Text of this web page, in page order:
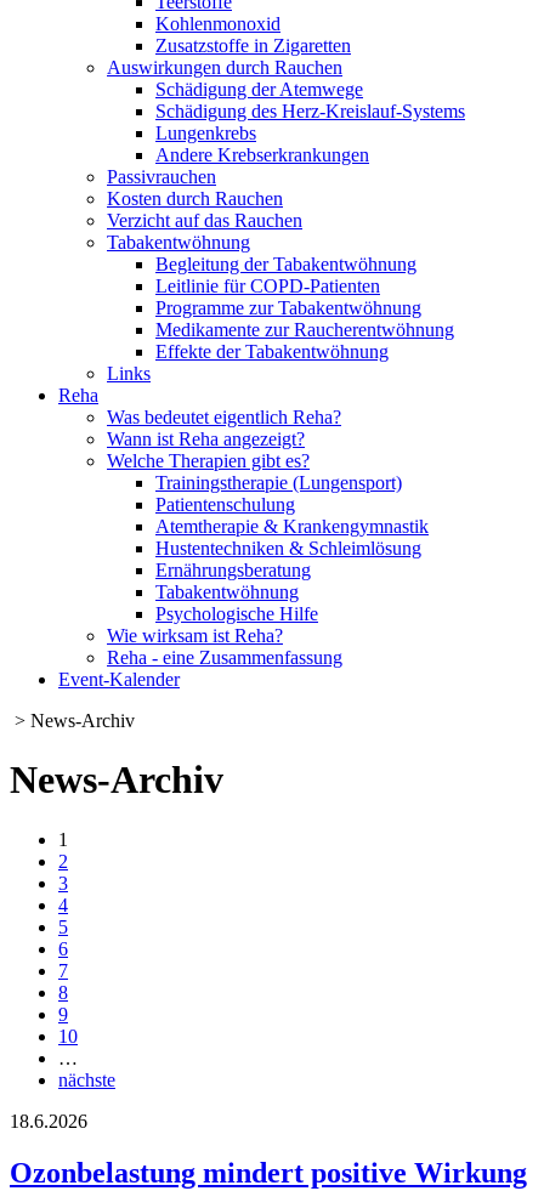
Kohlenmonoxid
Zusatzstoffe in Zigaretten
Auswirkungen durch Rauchen
Schädigung der Atemwege
Schädigung des Herz-Kreislauf-Systems
Lungenkrebs
Andere Krebserkrankungen
Passivrauchen
Kosten durch Rauchen
Verzicht auf das Rauchen
Tabakentwöhnung
Begleitung der Tabakentwöhnung
Leitlinie für COPD-Patienten
Programme zur Tabakentwöhnung
Medikamente zur Raucherentwöhnung
Effekte der Tabakentwöhnung
Links
Reha
Was bedeutet eigentlich Reha?
Wann ist Reha angezeigt?
Welche Therapien gibt es?
Trainingstherapie (Lungensport)
Patientenschulung
Atemtherapie & Krankengymnastik
Hustentechniken & Schleimlösung
Ernährungsberatung
Tabakentwöhnung
Psychologische Hilfe
Wie wirksam ist Reha?
Reha - eine Zusammenfassung
Event-Kalender
> News-Archiv
News-Archiv
1
2
3
4
5
6
7
8
9
10
…
nächste
18.6.2026
Ozonbelastung mindert positive Wirkung